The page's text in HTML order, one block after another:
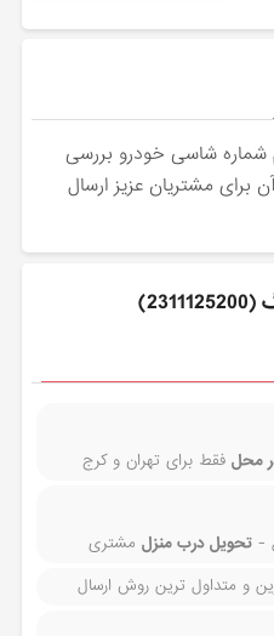
قطعات منطبق با 17 رقم شماره شاسی خودرو بررسی
برای مشتریان عزیز ارسال
روش های ارسال ميل لنگ (2311125200)
محل فقط برای تهران و کرج
-تحویل درب منزل مشتری
و متداول ترین روش ارسال